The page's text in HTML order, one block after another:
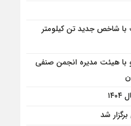
شاخص جدید تن کیلومتر
با هیئت مدیره انجمن صنفی
شد